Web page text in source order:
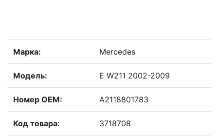
Марка: Mercedes
Модель: E W211 2002-2009
Номер OEM: A2118801783
Код товара: 3718708